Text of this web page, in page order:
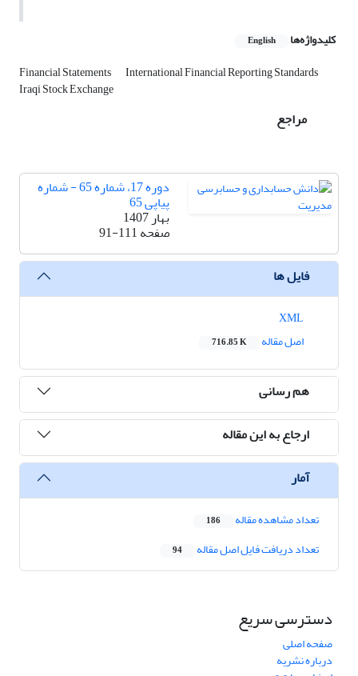
کلیدواژه‌ها English
Financial Statements International Financial Reporting Standards
Iraqi Stock Exchange
مراجع
دوره 17، شماره 65 - شماره
پیاپی 65
بهار 1407
صفحه91-111
فایل ها
اصل مقاله
716.85 K
هم رسانی
ارجاع به این مقاله
آمار
تعداد مشاهده مقاله 186
تعداد دریافت فایل اصل مقاله 94
دسترسی سریع
صفحه اصلی
درباره نشریه